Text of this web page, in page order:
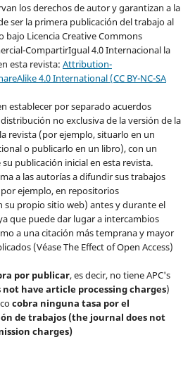
los derechos de autor y garantizan a la
ser la primera publicación del trabajo al
bajo Licencia Creative Commons
CompartirIgual 4.0 Internacional la
esta revista: Attribution-
4.0 International (CC BY-NC-SA
establecer por separado acuerdos
no exclusiva de la versión de la
revista (por ejemplo, situarlo en un
o publicarlo en un libro), con un
publicación inicial en esta revista.
a las autorías a difundir sus trabajos
ejemplo, en repositorios
su propio sitio web) antes y durante el
que puede dar lugar a intercambios
a una citación más temprana y mayor
(Véase The Effect of Open Access)
por publicar, es decir, no tiene APC's
have article processing charges)
cobra ninguna tasa por el
de trabajos (the journal does not
charges)